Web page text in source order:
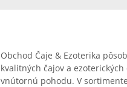
Obchod Čaje & Ezoterika
kvalitných čajov a
vnútornú pohodu. V